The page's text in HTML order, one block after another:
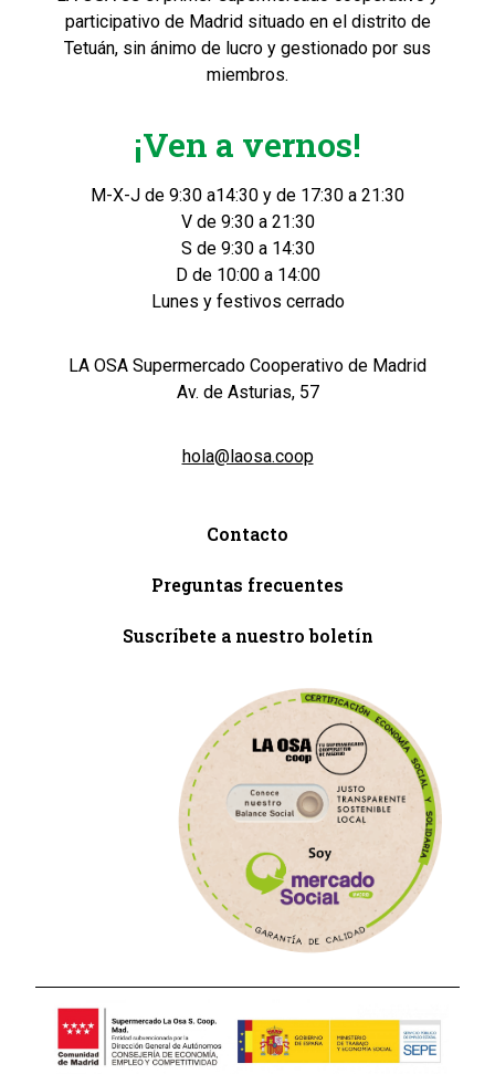
participativo de Madrid situado en el distrito de
Tetuán, sin ánimo de lucro y gestionado por sus
miembros.
¡Ven a vernos!
M-X-J de 9:30 a14:30 y de 17:30 a 21:30
V de 9:30 a 21:30
S de 9:30 a 14:30
D de 10:00 a 14:00
Lunes y festivos cerrado
LA OSA Supermercado Cooperativo de Madrid
Av. de Asturias, 57
hola@laosa.coop
Contacto
Preguntas frecuentes
Suscríbete a nuestro boletín